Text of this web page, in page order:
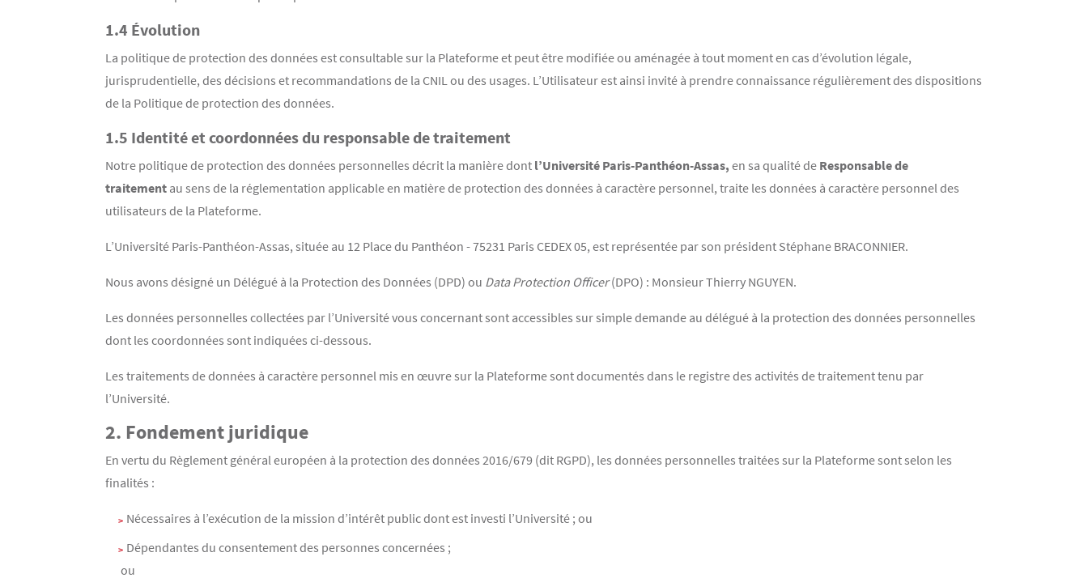
1.4 Évolution
La politique de protection des données est consultable sur la Plateforme et peut être modifiée ou aménagée à tout moment en cas d’évolution légale,
jurisprudentielle, des décisions et recommandations de la CNIL ou des usages. L’Utilisateur est ainsi invité à prendre connaissance régulièrement des dispositions
de la Politique de protection des données.
1.5 Identité et coordonnées du responsable de traitement
Notre politique de protection des données personnelles décrit la manière dont l’Université Paris-Panthéon-Assas, en sa qualité de Responsable de
traitement au sens de la réglementation applicable en matière de protection des données à caractère personnel, traite les données à caractère personnel des
utilisateurs de la Plateforme.
L’Université Paris-Panthéon-Assas, située au 12 Place du Panthéon - 75231 Paris CEDEX 05, est représentée par son président Stéphane BRACONNIER.
Nous avons désigné un Délégué à la Protection des Données (DPD) ou Data Protection Officer(DPO) : Monsieur Thierry NGUYEN.
Les données personnelles collectées par l’Université vous concernant sont accessibles sur simple demande au délégué à la protection des données personnelles
dont les coordonnées sont indiquées ci-dessous.
Les traitements de données à caractère personnel mis en œuvre sur la Plateforme sont documentés dans le registre des activités de traitement tenu par
l’Université.
2. Fondement juridique
En vertu du Règlement général européen à la protection des données 2016/679 (dit RGPD), les données personnelles traitées sur la Plateforme sont selon les
finalités :
Nécessaires à l’exécution de la mission d’intérêt public dont est investi l’Université ; ou
Dépendantes du consentement des personnes concernées ;
ou